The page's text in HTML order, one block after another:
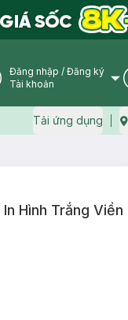
User Icon
Đăng nhập / Đăng ký
Tài khoản
Tải ứng dụng
Hình Trắng Viền